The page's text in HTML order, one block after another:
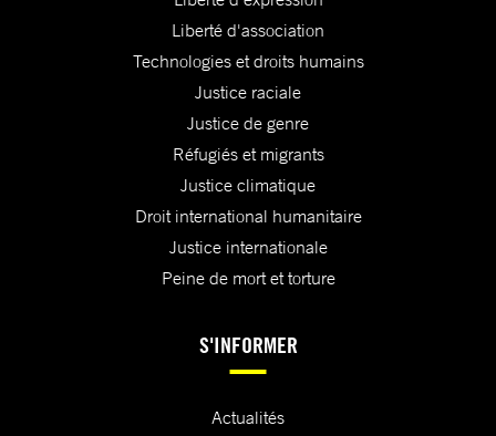
Liberté d'association
Technologies et droits humains
Justice raciale
Justice de genre
Réfugiés et migrants
Justice climatique
Droit international humanitaire
Justice internationale
Peine de mort et torture
S'INFORMER
Actualités